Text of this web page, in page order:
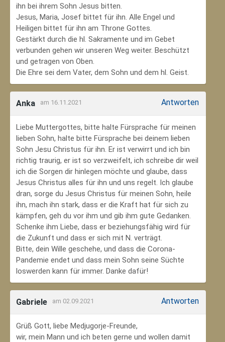
ihn bei ihrem Sohn Jesus bitten.
Jesus, Maria, Josef bittet für ihn. Alle Engel und
Heiligen bittet für ihn am Throne Gottes.
Gestärkt durch die hl. Sakramente und im Gebet
verbunden gehen wir unseren Weg weiter. Beschützt
und getragen von Oben.
Die Ehre sei dem Vater, dem Sohn und dem hl. Geist.
Anka am 16.11.2021 Antworten
Liebe Muttergottes, bitte halte Fürsprache für meinen
lieben Sohn, halte bitte Fürsprache bei deinem lieben
Sohn Jesu Christus für ihn. Er ist verwirrt und ich bin
richtig traurig, er ist so verzweifelt, ich schreibe dir weil
ich die Sorgen dir hinlegen möchte und glaube, dass
Jesus Christus alles für ihn und uns regelt. Ich glaube
dran, sorge du Jesus Christus für meinen Sohn‚ heile
ihn, mach ihn stark, dass er die Kraft hat für sich zu
kämpfen, geh du vor ihm und gib ihm gute Gedanken.
Schenke ihm Liebe, dass er beziehungsfähig wird für
die Zukunft und dass er sich mit N. verträgt.
Bitte, dein Wille geschehe, und dass die Corona-
Pandemie endet und dass mein Sohn seine Süchte
loswerden kann für immer. Danke dafür!
Gabriele am 02.09.2021 Antworten
Grüß Gott, liebe Medjugorje-Freunde,
wir, mein Mann und ich beten gerne und wollen damit